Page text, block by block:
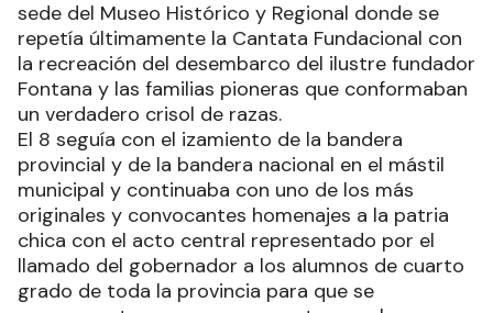
sede del Museo Histórico y Regional donde se
repetía últimamente la Cantata Fundacional con
la recreación del desembarco del ilustre fundador
Fontana y las familias pioneras que conformaban
un verdadero crisol de razas.
El 8 seguía con el izamiento de la bandera
provincial y de la bandera nacional en el mástil
municipal y continuaba con uno de los más
originales y convocantes homenajes a la patria
chica con el acto central representado por el
llamado del gobernador a los alumnos de cuarto
grado de toda la provincia para que se